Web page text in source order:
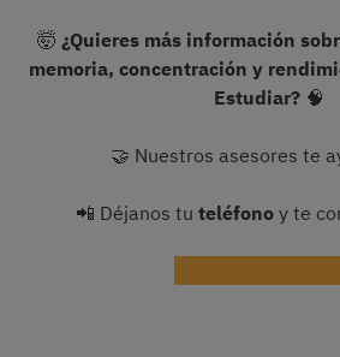
🤯 ¿Quieres más información
memoria, concentración y
Estudiar? 🧠
🤝 Nuestros asesores te
📲 Déjanos tu teléfono y te